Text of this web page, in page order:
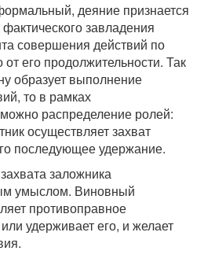
деяние признается
завладения
совершения действий по
его продолжительности. Так
образует выполнение
то в рамках
распределение ролей:
осуществляет захват
последующее удержание.
заложника
умыслом. Виновный
противоправное
удерживает его, и желает